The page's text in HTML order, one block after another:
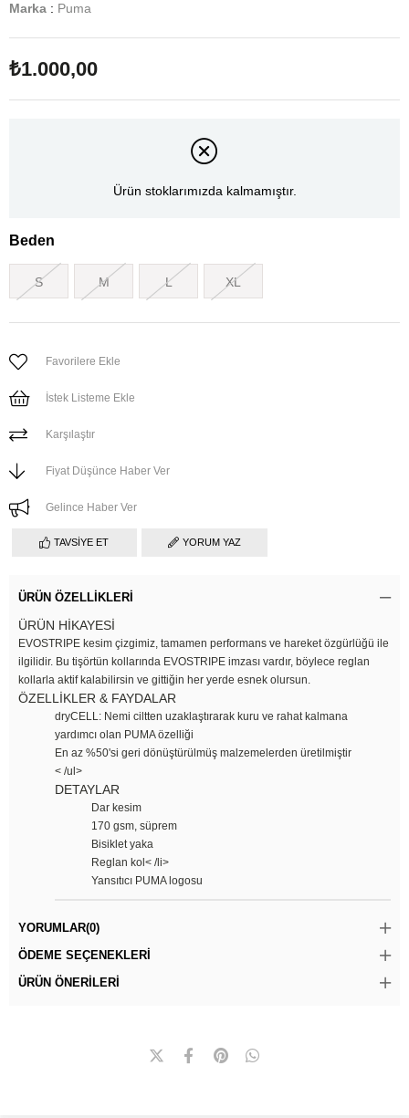
Marka : Puma
₺1.000,00
Ürün stoklarımızda kalmamıştır.
Beden
S M L XL
Favorilere Ekle
İstek Listeme Ekle
Karşılaştır
Fiyat Düşünce Haber Ver
Gelince Haber Ver
TAVSIYE ET YORUM YAZ
ÜRÜN ÖZELLIKLERI
ÜRÜN HİKAYESİ
EVOSTRIPE kesim çizgimiz, tamamen performans ve hareket özgürlüğü ile
ilgilidir. Bu tişörtün kollarında EVOSTRIPE imzası vardır, böylece reglan
kollarla aktif kalabilirsin ve gittiğin her yerde esnek olursun.
ÖZELLİKLER & FAYDALAR
dryCELL: Nemi ciltten uzaklaştırarak kuru ve rahat kalmana
yardımcı olan PUMA özelliği
En az %50'si geri dönüştürülmüş malzemelerden üretilmiştir
< /ul>
DETAYLAR
Dar kesim
170 gsm, süprem
Bisiklet yaka
Reglan kol< /li>
Yansıtıcı PUMA logosu
YORUMLAR(0)
ÖDEME SEÇENEKLERI
ÜRÜN ÖNERILERI